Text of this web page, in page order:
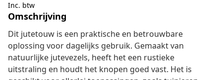
Inc. btw
Omschrijving
Dit jutetouw is een praktische en betrouwbare
oplossing voor dagelijks gebruik. Gemaakt van
natuurlijke jutevezels, heeft het een rustieke
uitstraling en houdt het knopen goed vast. Het is